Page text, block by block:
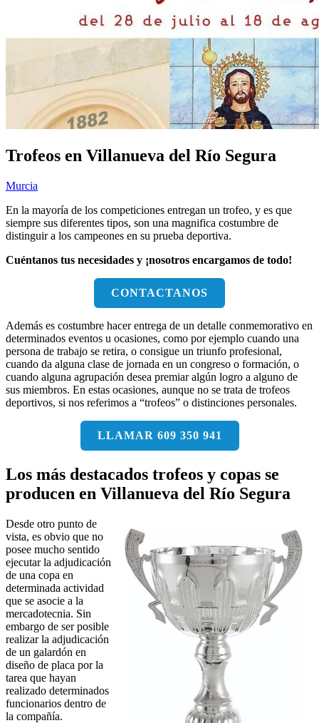
Trofeos en Villanueva del Río Segura
Murcia
En la mayoría de los competiciones entregan un trofeo, y es que
siempre sus diferentes tipos, son una magnifica costumbre de
distinguir a los campeones en su prueba deportiva.
Cuéntanos tus necesidades y ¡nosotros encargamos de todo!
CONTACTANOS
Además es costumbre hacer entrega de un detalle conmemorativo en
determinados eventos u ocasiones, como por ejemplo cuando una
persona de trabajo se retira, o consigue un triunfo profesional,
cuando da alguna clase de jornada en un congreso o formación, o
cuando alguna agrupación desea premiar algún logro a alguno de
sus miembros. En estas ocasiones, aunque no se trata de trofeos
deportivos, si nos referimos a “trofeos” o distinciones personales.
LLAMAR 609 350 941
Los más destacados trofeos y copas se
producen en Villanueva del Río Segura
Desde otro punto de
vista, es obvio que no
posee mucho sentido
ejecutar la adjudicación
de una copa en
determinada actividad
que se asocie a la
mercadotecnia. Sin
embargo de ser posible
realizar la adjudicación
de un galardón en
diseño de placa por la
tarea que hayan
realizado determinados
funcionarios dentro de
la compañía.